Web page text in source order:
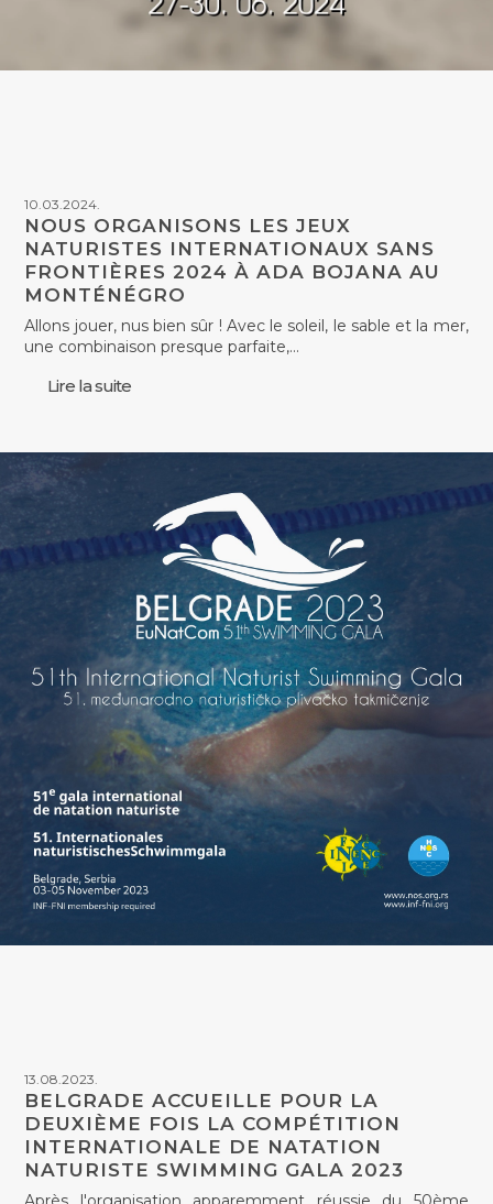
10.03.2024.
NOUS ORGANISONS LES JEUX
NATURISTES INTERNATIONAUX SANS
FRONTIÈRES 2024 À ADA BOJANA AU
MONTÉNÉGRO
Allons jouer, nus bien sûr ! Avec le soleil, le sable et la mer,
une combinaison presque parfaite,…
Lire la suite
13.08.2023.
BELGRADE ACCUEILLE POUR LA
DEUXIÈME FOIS LA COMPÉTITION
INTERNATIONALE DE NATATION
NATURISTE SWIMMING GALA 2023